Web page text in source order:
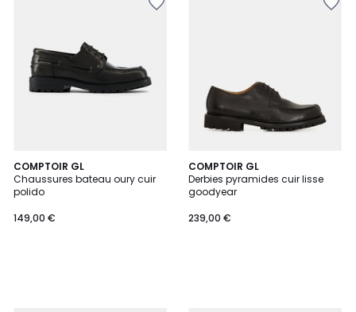
COMPTOIR GL
Chaussures bateau oury cuir
polido
149,00 €
COMPTOIR GL
Derbies pyramides cuir lisse
goodyear
239,00 €